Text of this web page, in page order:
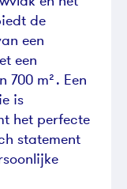
de
een
een
700 m². Een
is
het perfecte
statement